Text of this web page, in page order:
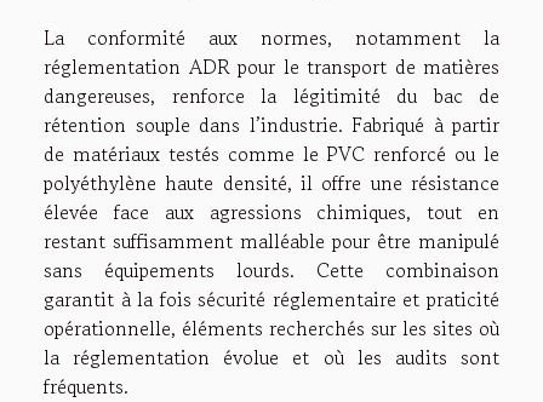
La conformité aux normes, notamment la
réglementation ADR pour le transport de matières
dangereuses, renforce la légitimité du bac de
rétention souple dans l’industrie. Fabriqué à partir
de matériaux testés comme le PVC renforcé ou le
polyéthylène haute densité, il offre une résistance
élevée face aux agressions chimiques, tout en
restant suffisamment malléable pour être manipulé
sans équipements lourds. Cette combinaison
garantit à la fois sécurité réglementaire et praticité
opérationnelle, éléments recherchés sur les sites où
la réglementation évolue et où les audits sont
fréquents.